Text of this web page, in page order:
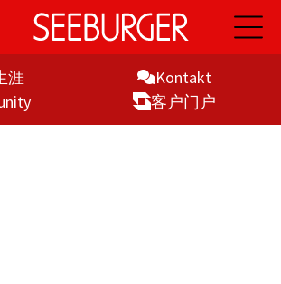
开
启
主
Kontakt
涯
客户门户